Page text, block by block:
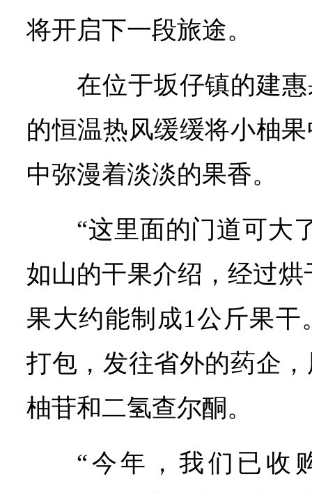
将开启下一段旅途。
在位于坂仔镇的建
的恒温热风缓缓将小柚
中弥漫着淡淡的果香。
“这里面的门道可大
如山的干果介绍，经过
果大约能制成1公斤果
打包，发往省外的药企
柚苷和二氢查尔酮。
“今年，我们已收